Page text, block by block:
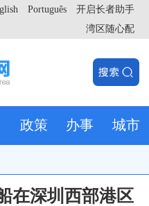
开启长者助手
Português
湾区随心配
政策 办事 城市
在深圳西部港区